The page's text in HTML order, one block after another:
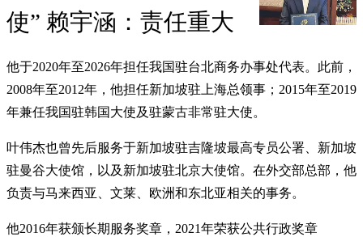
使” 赖宇涵：责任重大
他于2020年至2026年担任我国驻台北商务办事处代表。此前，
2008年至2012年，他担任新加坡驻上海总领事；2015年至2019
年兼任我国驻韩国大使及驻蒙古非常驻大使。
叶伟杰也曾先后服务于新加坡驻吉隆坡最高专员公署、新加坡
驻曼谷大使馆，以及新加坡驻北京大使馆。在外交部总部，他
负责与马来西亚、文莱、欧洲和东北亚相关的事务。
他2016年获颁长期服务奖章，2021年荣获公共行政奖章